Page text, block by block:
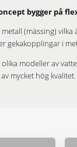
bygger på
(mässing)
gekakopplingar i
modeller av
mycket hög